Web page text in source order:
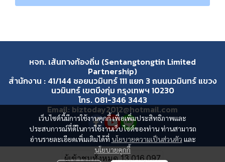
เว็บไซต์นี้มีการใช้งานคุกกี้ เพื่อเพิ่มประสิทธิภาพและ
ประสบการณ์ที่ดีในการใช้งานเว็บไซต์ของท่าน ท่านสามารถ
อ่านรายละเอียดเพิ่มเติมได้ที่ นโยบายความเป็นส่วนตัว และ
นโยบายคุกกี้
หจก. เส้นทางท้องถิ่น (Sentangtongtin Limited
Partnership)
สำนักงาน : 41/144 ซอยนวมินทร์ 111 แยก 3 ถนนนวมินทร์ แขวง
นวมินทร์ เขตบึงกุ่ม กรุงเทพฯ 10230
โทร. 081-346 3443
Email: biztoday2012@hotmail.com
ผู้เข้าชมวันนี้3,829